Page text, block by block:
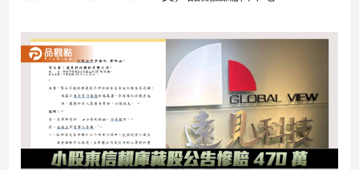
產
經/
產